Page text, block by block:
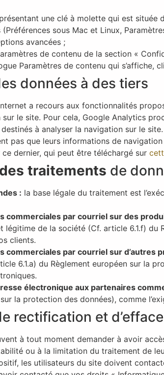
une clé à molette qui est située
sous Mac et Linux,
avancées ;
de contenu de la section «
Paramètres de contenu qui s’affiche,
données à des tiers
a recours aux fonctionnalités
le site. Pour cela, Google Analytics
à analyser la navigation sur le site.
pas que leurs informations de
dernier, qui peut être téléchargé sur
traitements de
: la base légale du traitement est
commerciales par courriel sur des
légitime de la société (Cf. article 6.1.f)
clients.
commerciales par courriel sur d’autres
6.1.a) du Règlement européen sur la
électronique aux partenaires
la protection des données), comme
rectification et
à tout moment demander à avoir
ou à la limitation du traitement de
les utilisateurs du site doivent